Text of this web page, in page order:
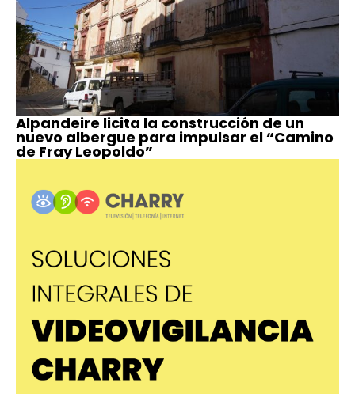
Alpandeire licita la construcción de un
nuevo albergue para impulsar el “Camino
de Fray Leopoldo”